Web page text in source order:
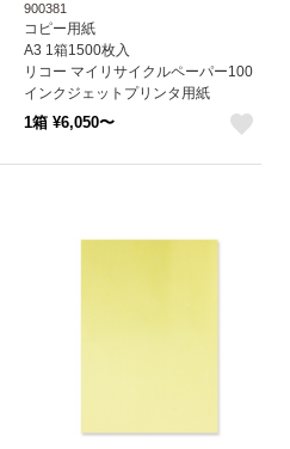
900381
コピー用紙
A3 1箱1500枚入
リコー マイリサイクルペーパー100
インクジェットプリンタ用紙
レーザープリンタ用紙
1箱 ¥6,050〜